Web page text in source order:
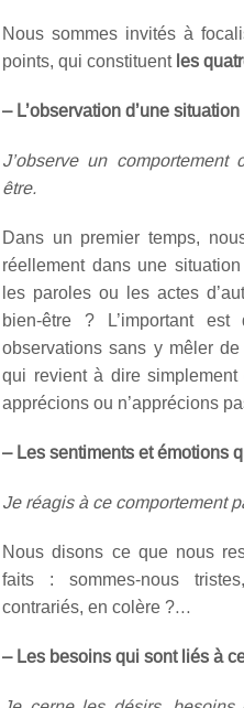
Nous sommes invités à
points, qui constituent les
– L’observation d’une situation
J’observe un
être.
Dans un premier temps,
réellement dans une
les paroles ou les actes
bien-être ? L’important
observations sans y mêler
qui revient à dire
apprécions ou n’apprécions
– Les sentiments et émotions
Je réagis à ce comportement
Nous disons ce que nous
faits : sommes-nous
contrariés, en colère ?…
– Les besoins qui sont liés à